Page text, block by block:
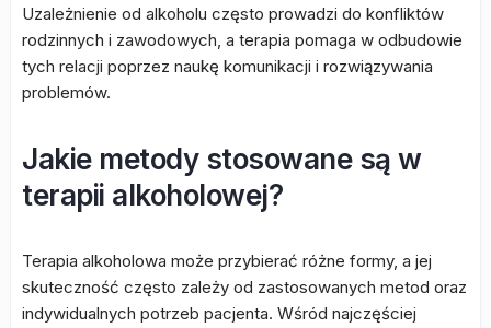
Uzależnienie od alkoholu często prowadzi do konfliktów
rodzinnych i zawodowych, a terapia pomaga w odbudowie
tych relacji poprzez naukę komunikacji i rozwiązywania
problemów.
Jakie metody stosowane są w
terapii alkoholowej?
Terapia alkoholowa może przybierać różne formy, a jej
skuteczność często zależy od zastosowanych metod oraz
indywidualnych potrzeb pacjenta. Wśród najczęściej